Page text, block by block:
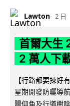
Lawton 2 日
首爾大生
2 萬人下
【行路都要揀好
星期開發防曬導
陽仰角及行道樹